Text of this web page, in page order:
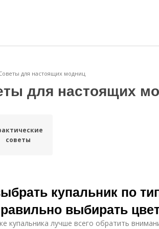
для настоящих модниц
для настоящих
советы
купальник по
выбирать
купальника лучше всего обратить